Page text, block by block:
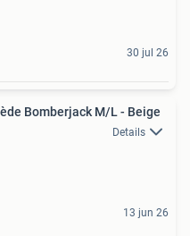
30 jul 26
Bomberjack M/L - Beige
Details
13 jun 26